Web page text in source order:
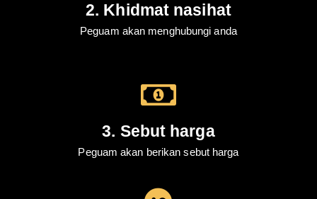
2. Khidmat nasihat
Peguam akan menghubungi anda
3. Sebut harga
Peguam akan berikan sebut harga